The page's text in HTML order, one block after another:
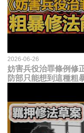
2026-06-26
妨害兵役治罪條例修
防部只能想到這種粗